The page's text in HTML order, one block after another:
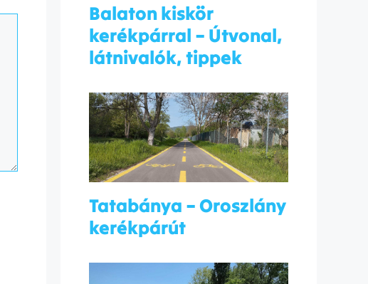
Balaton kiskör
kerékpárral – Útvonal,
látnivalók, tippek
Tatabánya – Oroszlány
kerékpárút